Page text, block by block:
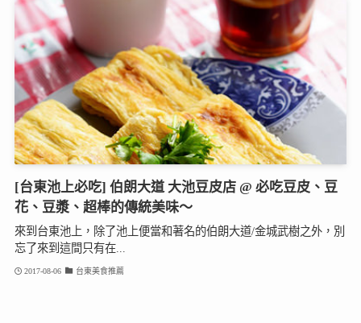
[台東池上必吃] 伯朗大道 大池豆皮店 @ 必吃豆皮、豆
花、豆漿、超棒的傳統美味～
來到台東池上，除了池上便當和著名的伯朗大道/金城武樹之外，別
忘了來到這間只有在...
2017-08-06 台東美食推薦